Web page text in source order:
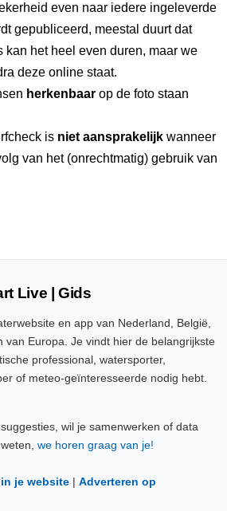
even naar iedere ingeleverde
gepubliceerd, meestal duurt dat
kan het heel even duren, maar we
deze online staat.
herkenbaar op de foto staan
is niet aansprakelijk wanneer
van het (onrechtmatig) gebruik van
Live | Gids
en app van Nederland, België,
van Europa. Je vindt hier de belangrijkste
professional, watersporter,
of meteo-geïnteresseerde nodig hebt.
wil je samenwerken of data
we horen graag van je!
je website | Adverteren op